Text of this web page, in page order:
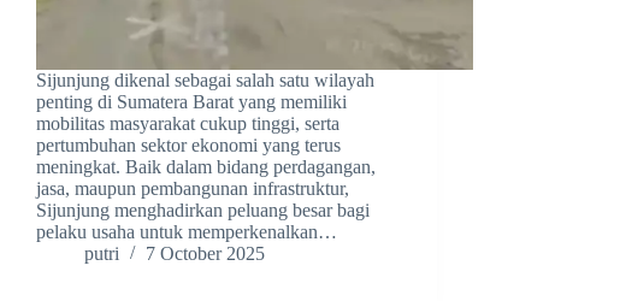
Sijunjung dikenal sebagai salah satu wilayah
penting di Sumatera Barat yang memiliki
mobilitas masyarakat cukup tinggi, serta
pertumbuhan sektor ekonomi yang terus
meningkat. Baik dalam bidang perdagangan,
jasa, maupun pembangunan infrastruktur,
Sijunjung menghadirkan peluang besar bagi
pelaku usaha untuk memperkenalkan…
putri
7 October 2025